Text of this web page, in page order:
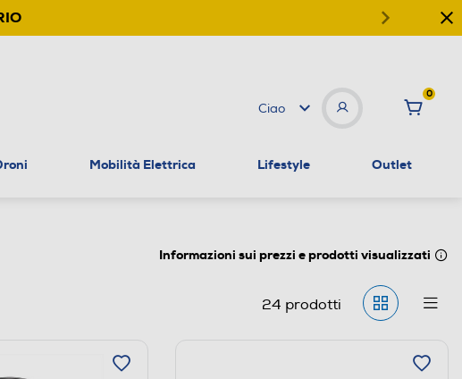
Ciao
0
Mobilità Elettrica Lifestyle Outlet
Informazioni sui prezzi e prodotti visualizzati
24 prodotti